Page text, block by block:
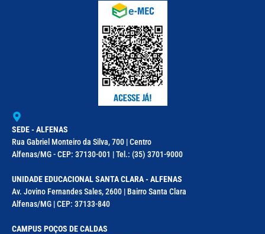
SEDE - ALFENAS
Rua Gabriel Monteiro da Silva, 700 | Centro
Alfenas/MG - CEP: 37130-001 | Tel.: (35) 3701-9000
UNIDADE EDUCACIONAL SANTA CLARA - ALFENAS
Av. Jovino Fernandes Sales, 2600 | Bairro Santa Clara
Alfenas/MG | CEP: 37133-840
CAMPUS POÇOS DE CALDAS